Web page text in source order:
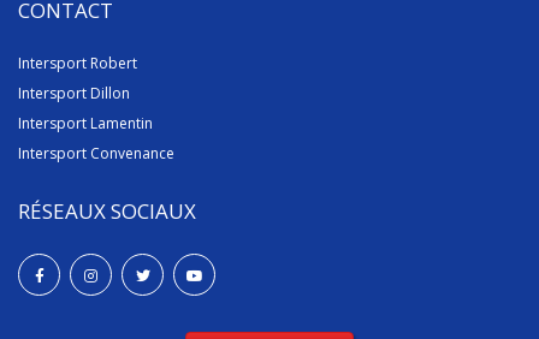
CONTACT
Intersport Robert
Intersport Dillon
Intersport Lamentin
Intersport Convenance
RÉSEAUX SOCIAUX